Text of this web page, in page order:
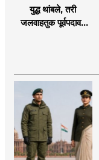
युद्ध थांबले, तरी
जलवाहतुक पूर्वपदावर
चिंता.